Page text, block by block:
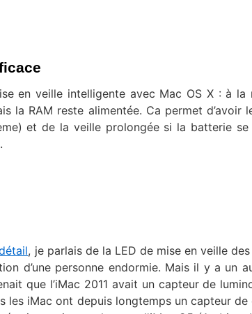
en veille intelligente avec Mac OS X : à la
la RAM reste alimentée. Ca permet d’avoir
et de la veille prolongée si la batterie
, je parlais de la LED de mise en veille
d’une personne endormie. Mais il y a un
que l’iMac 2011 avait un capteur de
les iMac ont depuis longtemps un capteur